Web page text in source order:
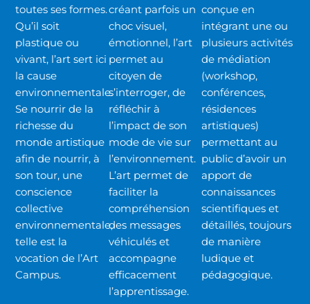
toutes ses formes.
Qu’il soit
plastique ou
vivant, l’art sert ici
la cause
environnementale.
Se nourrir de la
richesse du
monde artistique
afin de nourrir, à
son tour, une
conscience
collective
environnementale,
telle est la
vocation de l’Art
Campus.
créant parfois un
choc visuel,
émotionnel, l’art
permet au
citoyen de
s’interroger, de
réfléchir à
l’impact de son
mode de vie sur
l’environnement.
L’art permet de
faciliter la
compréhension
des messages
véhiculés et
accompagne
efficacement
l’apprentissage.
conçue en
intégrant une ou
plusieurs activités
de médiation
(workshop,
conférences,
résidences
artistiques)
permettant au
public d’avoir un
apport de
connaissances
scientifiques et
détaillés, toujours
de manière
ludique et
pédagogique.